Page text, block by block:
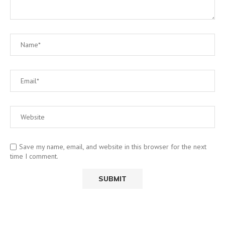
Save my name, email, and website in this browser for the next
time I comment.